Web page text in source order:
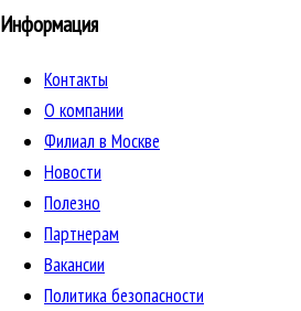
Информация
Контакты
О компании
Филиал в Москве
Новости
Полезно
Партнерам
Вакансии
Политика безопасности